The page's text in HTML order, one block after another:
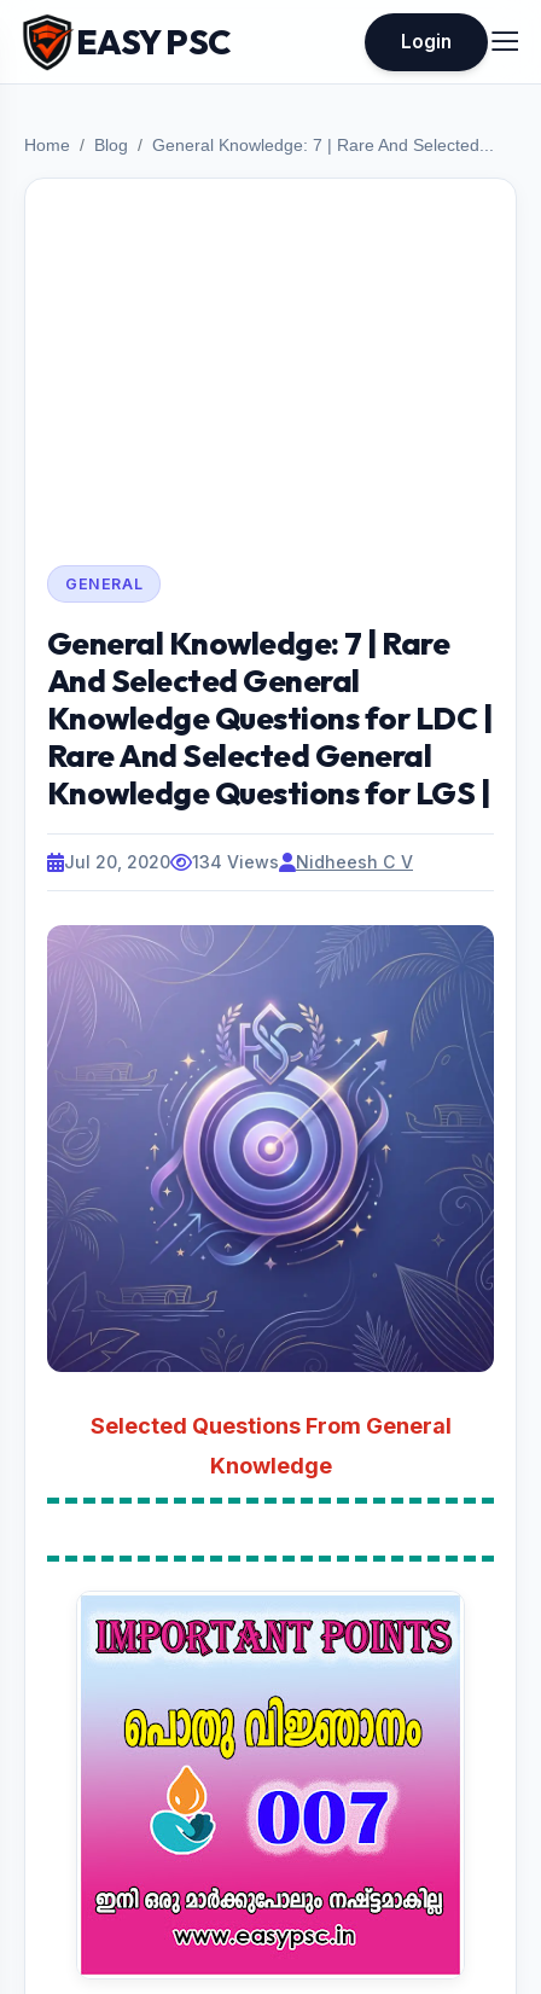
EASY PSC Login
Home Blog General Knowledge: 7 | Rare And Selected...
GENERAL
General Knowledge: 7 | Rare
And Selected General
Knowledge Questions for LDC |
Rare And Selected General
Knowledge Questions for LGS |
Jul 20, 2020 134 Views Nidheesh C V
Selected Questions From General
Knowledge